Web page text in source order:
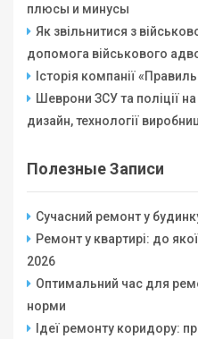
плюсы и минусы
Як звільнитися з
допомога військового
Історія компанії
Шеврони ЗСУ та поліції
дизайн, технології
Полезные Записи
Сучасний ремонт у
Ремонт у квартирі: до
2026
Оптимальний час для
норми
Ідеї ремонту коридору: